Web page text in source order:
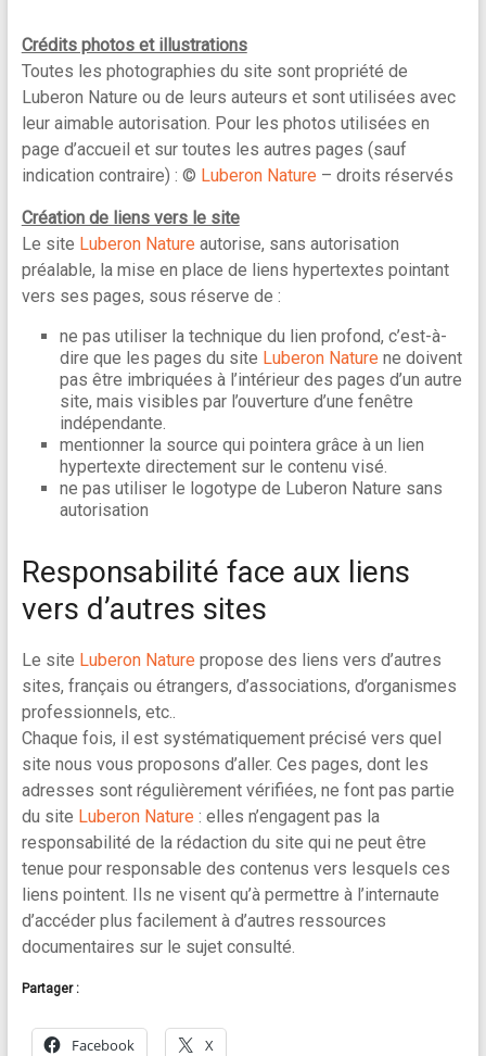
Crédits photos et illustrations
Toutes les photographies du site sont propriété de
Luberon Nature ou de leurs auteurs et sont utilisées avec
leur aimable autorisation. Pour les photos utilisées en
page d’accueil et sur toutes les autres pages (sauf
indication contraire) : © Luberon Nature – droits réservés
Création de liens vers le site
Le site Luberon Nature autorise, sans autorisation
préalable, la mise en place de liens hypertextes pointant
vers ses pages, sous réserve de :
ne pas utiliser la technique du lien profond, c’est-à-
dire que les pages du site Luberon Nature ne doivent
pas être imbriquées à l’intérieur des pages d’un autre
site, mais visibles par l’ouverture d’une fenêtre
indépendante.
mentionner la source qui pointera grâce à un lien
hypertexte directement sur le contenu visé.
ne pas utiliser le logotype de Luberon Nature sans
autorisation
Responsabilité face aux liens
vers d’autres sites
Le site Luberon Nature propose des liens vers d’autres
sites, français ou étrangers, d’associations, d’organismes
professionnels, etc..
Chaque fois, il est systématiquement précisé vers quel
site nous vous proposons d’aller. Ces pages, dont les
adresses sont régulièrement vérifiées, ne font pas partie
du site Luberon Nature : elles n’engagent pas la
responsabilité de la rédaction du site qui ne peut être
tenue pour responsable des contenus vers lesquels ces
liens pointent. Ils ne visent qu’à permettre à l’internaute
d’accéder plus facilement à d’autres ressources
documentaires sur le sujet consulté.
Partager :
Facebook X